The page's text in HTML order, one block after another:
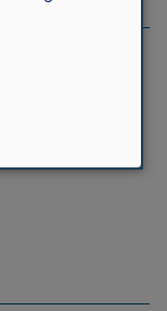
des Landes
-